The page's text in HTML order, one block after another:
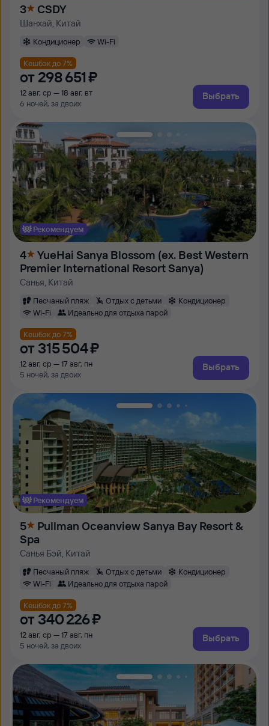
3 CSDY
Шанхай, Китай
Кондиционер Wi-Fi
Кешбэк до 7%
от 298 ⁠651 ⁠₽
12 авг, ср — 18 авг, вт
6 ночей, за двоих
Выбрать
Рекомендуем
4
YueHai Sanya Blossom (ex. Best Western
Premier International Resort Sanya)
Санья, Китай
Песчаный пляж Отдых с детьми
Кондиционер
Wi-Fi
Идеально для отдыха парой
Кешбэк до 7%
от 315 ⁠504 ⁠₽
12 авг, ср — 17 авг, пн
5 ночей, за двоих
Выбрать
Рекомендуем
5
Pullman Oceanview Sanya Bay Resort &
Spa
Санья Бэй, Китай
Песчаный пляж Отдых с детьми
Кондиционер
Wi-Fi
Идеально для отдыха парой
Кешбэк до 7%
от 340 ⁠226 ⁠₽
12 авг, ср — 17 авг, пн
5 ночей, за двоих
Выбрать